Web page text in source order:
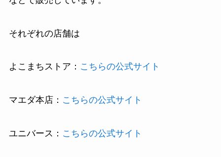
それぞれの店舗は
よこまちストア： こちらの公式サイト
マエダ本店： こちらの公式サイト
ユニバース： こちらの公式サイト